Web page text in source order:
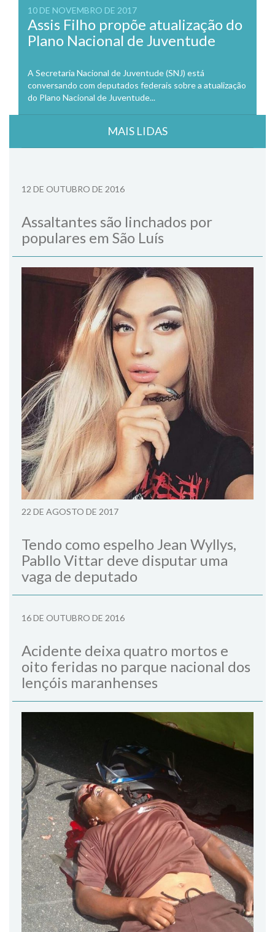
10 DE NOVEMBRO DE 2017
Assis Filho propõe atualização do
Plano Nacional de Juventude
A Secretaria Nacional de Juventude (SNJ) está
conversando com deputados federais sobre a atualização
do Plano Nacional de Juventude...
MAIS LIDAS
12 DE OUTUBRO DE 2016
Assaltantes são linchados por
populares em São Luís
22 DE AGOSTO DE 2017
Tendo como espelho Jean Wyllys,
Pabllo Vittar deve disputar uma
vaga de deputado
16 DE OUTUBRO DE 2016
Acidente deixa quatro mortos e
oito feridas no parque nacional dos
lençóis maranhenses